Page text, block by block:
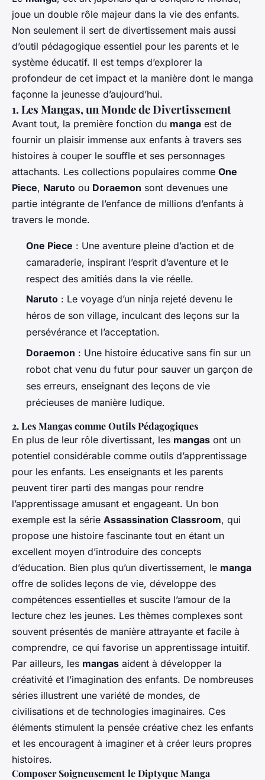
joue un double rôle majeur dans la vie des enfants.
Non seulement il sert de divertissement mais aussi
d’outil pédagogique essentiel pour les parents et le
système éducatif. Il est temps d’explorer la
profondeur de cet impact et la manière dont le manga
façonne la jeunesse d’aujourd’hui.
1. Les Mangas, un Monde de Divertissement
Avant tout, la première fonction du manga est de
fournir un plaisir immense aux enfants à travers ses
histoires à couper le souffle et ses personnages
attachants. Les collections populaires comme One
Piece, Naruto ou Doraemon sont devenues une
partie intégrante de l’enfance de millions d’enfants à
travers le monde.
One Piece : Une aventure pleine d’action et de
camaraderie, inspirant l’esprit d’aventure et le
respect des amitiés dans la vie réelle.
Naruto : Le voyage d’un ninja rejeté devenu le
héros de son village, inculcant des leçons sur la
persévérance et l’acceptation.
Doraemon : Une histoire éducative sans fin sur un
robot chat venu du futur pour sauver un garçon de
ses erreurs, enseignant des leçons de vie
précieuses de manière ludique.
2. Les Mangas comme Outils Pédagogiques
En plus de leur rôle divertissant, les mangas ont un
potentiel considérable comme outils d’apprentissage
pour les enfants. Les enseignants et les parents
peuvent tirer parti des mangas pour rendre
l’apprentissage amusant et engageant. Un bon
exemple est la série Assassination Classroom, qui
propose une histoire fascinante tout en étant un
excellent moyen d’introduire des concepts
d’éducation. Bien plus qu’un divertissement, le manga
offre de solides leçons de vie, développe des
compétences essentielles et suscite l’amour de la
lecture chez les jeunes. Les thèmes complexes sont
souvent présentés de manière attrayante et facile à
comprendre, ce qui favorise un apprentissage intuitif.
Par ailleurs, les mangas aident à développer la
créativité et l’imagination des enfants. De nombreuses
séries illustrent une variété de mondes, de
civilisations et de technologies imaginaires. Ces
éléments stimulent la pensée créative chez les enfants
et les encouragent à imaginer et à créer leurs propres
histoires.
Composer Soigneusement le Diptyque Manga